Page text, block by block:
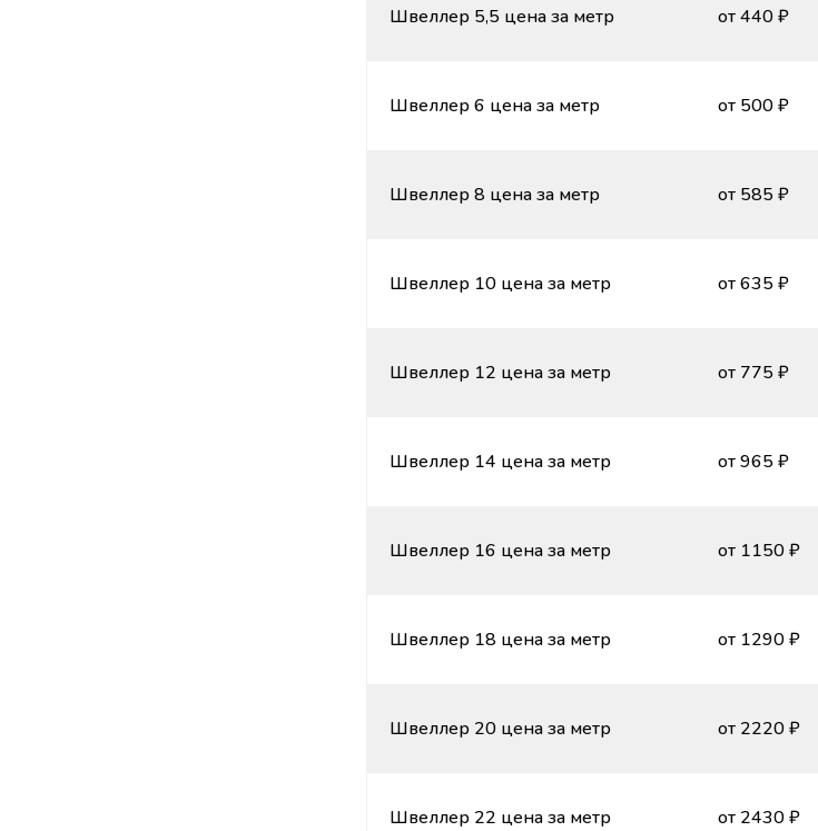
Швеллер 5,5 цена за метр от 440 ₽
Швеллер 6 цена за метр от 500 ₽
Швеллер 8 цена за метр от 585 ₽
Швеллер 10 цена за метр от 635 ₽
Швеллер 12 цена за метр от 775 ₽
Швеллер 14 цена за метр от 965 ₽
Швеллер 16 цена за метр от 1150 ₽
Швеллер 18 цена за метр от 1290 ₽
Швеллер 20 цена за метр от 2220 ₽
Швеллер 22 цена за метр от 2430 ₽